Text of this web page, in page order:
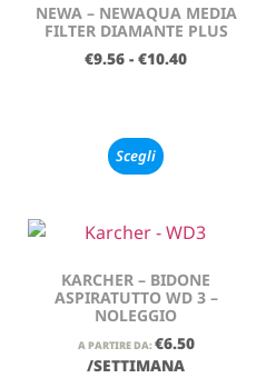
NEWA – NEWAQUA MEDIA
FILTER DIAMANTE PLUS
€9.56 - €10.40
Scegli
KARCHER – BIDONE
ASPIRATUTTO WD 3 –
NOLEGGIO
A PARTIRE DA: €6.50
/SETTIMANA